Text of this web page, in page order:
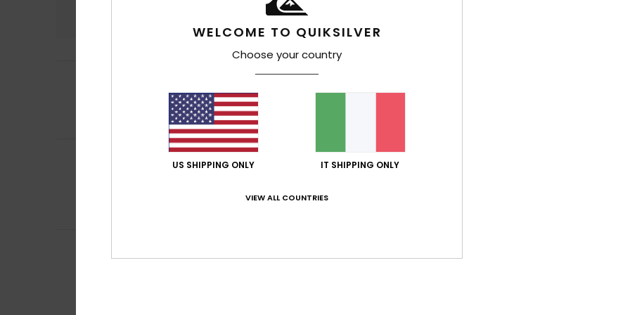
Iliona17. luglio 2026
Rapporto qualità-prezzo
Mostra originale - Português
Comfort
Maglietta davvero carina
Comfort: 5/5 Rapporto qualità-prezzo
5/5
Un colore davvero bello
WELCOME TO QUIKSILVER
Choose your country
US SHIPPING ONLY IT SHIPPING ONLY
VIEW ALL COUNTRIES